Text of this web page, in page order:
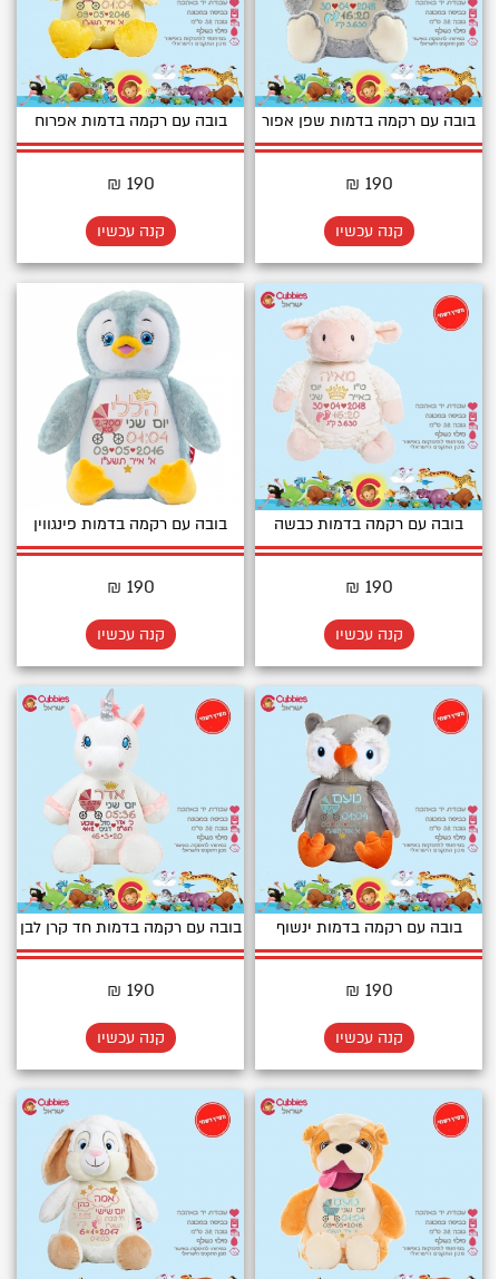
בובה עם רקמה בדמות שפן אפור
190 ₪
קנה עכשיו
בובה עם רקמה בדמות אפרוח
190 ₪
קנה עכשיו
בובה עם רקמה בדמות כבשה
190 ₪
קנה עכשיו
בובה עם רקמה בדמות פינגווין
190 ₪
קנה עכשיו
בובה עם רקמה בדמות ינשוף
190 ₪
קנה עכשיו
בובה עם רקמה בדמות חד קרן לבן
190 ₪
קנה עכשיו